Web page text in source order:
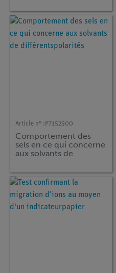
Article n° : P7152500
Comportement des
sels en ce qui concerne
aux solvants de